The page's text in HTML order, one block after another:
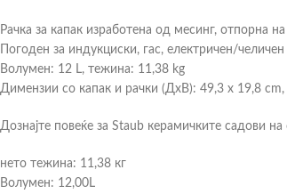
Рачка за капак изработена од месинг, отпорна
Погоден за индукциски, гас, електричен/
Волумен: 12 L, тежина: 11,38 kg
Димензии со капак и рачки (ДxВ): 49,3 x 19,8
Дознајте повеќе за Staub керамичките садови
нето тежина: 11,38 кг
Волумен: 12,00L